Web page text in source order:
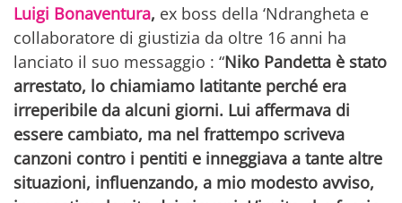
Luigi Bonaventura, ex boss della ‘Ndrangheta e
collaboratore di giustizia da oltre 16 anni ha
lanciato il suo messaggio : “Niko Pandetta è stato
arrestato, lo chiamiamo latitante perché era
irreperibile da alcuni giorni. Lui affermava di
essere cambiato, ma nel frattempo scriveva
canzoni contro i pentiti e inneggiava a tante altre
situazioni, influenzando, a mio modesto avviso,